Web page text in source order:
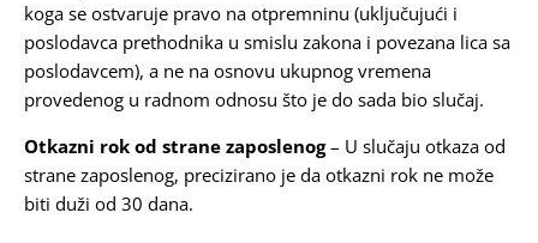
koga se ostvaruje pravo na otpremninu (uključujući i
poslodavca prethodnika u smislu zakona i povezana lica sa
poslodavcem), a ne na osnovu ukupnog vremena
provedenog u radnom odnosu što je do sada bio slučaj.
Otkazni rok od strane zaposlenog– U slučaju otkaza od
strane zaposlenog, precizirano je da otkazni rok ne može
biti duži od 30 dana.